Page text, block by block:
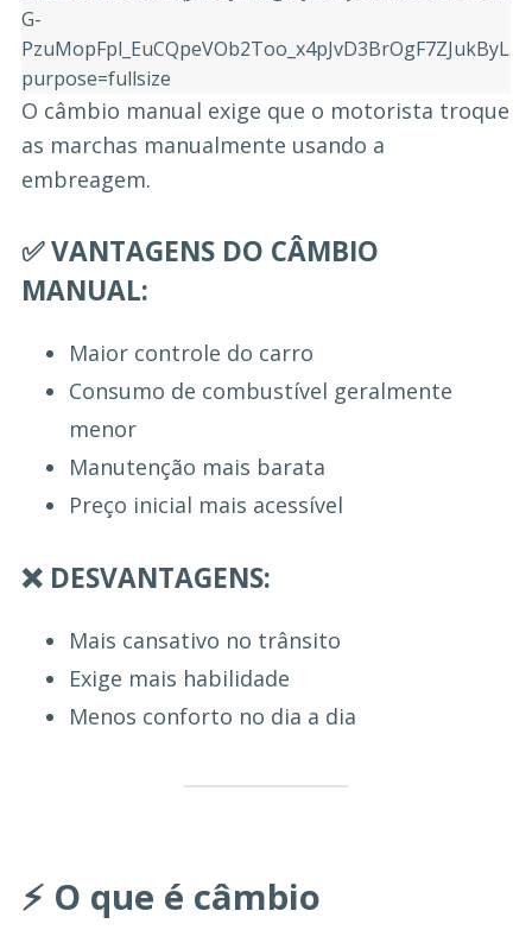
O câmbio manual exige que o motorista troque
as marchas manualmente usando a
embreagem.
✅ VANTAGENS DO CÂMBIO
MANUAL:
Maior controle do carro
Consumo de combustível geralmente
menor
Manutenção mais barata
Preço inicial mais acessível
❌ DESVANTAGENS:
Mais cansativo no trânsito
Exige mais habilidade
Menos conforto no dia a dia
⚡ O que é câmbio